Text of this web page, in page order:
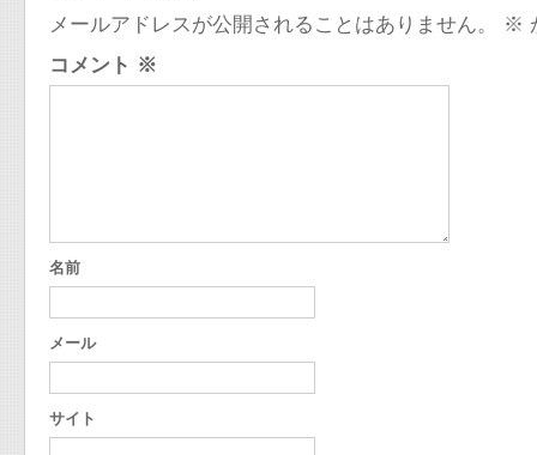
メールアドレスが公開されることはありません。 ※
コメント ※
名前
メール
サイト